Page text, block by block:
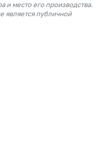
и место его производства.
является публичной